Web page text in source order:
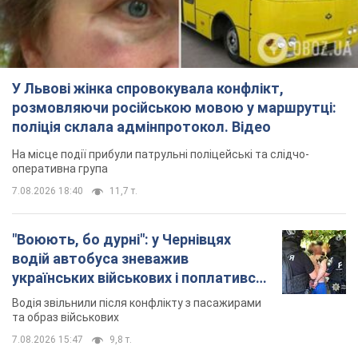
У Львові жінка спровокувала конфлікт,
розмовляючи російською мовою у маршрутці:
поліція склала адмінпротокол. Відео
На місце події прибули патрульні поліцейські та слідчо-
оперативна група
7.08.2026 18:40 11,7 т.
"Воюють, бо дурні": у Чернівцях
водій автобуса зневажив
українських військових і поплатився.
Відео
Водія звільнили після конфлікту з пасажирами
та образ військових
7.08.2026 15:47 9,8 т.